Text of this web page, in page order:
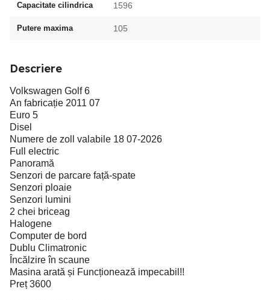
Capacitate cilindrica 1596
Putere maxima 105
Descriere
Volkswagen Golf 6
An fabricație 2011 07
Euro 5
Disel
Numere de zoll valabile 18 07-2026
Full electric
Panoramă
Senzori de parcare față-spate
Senzori ploaie
Senzori lumini
2 chei briceag
Halogene
Computer de bord
Dublu Climatronic
Încălzire în scaune
Masina arată și Funcționează impecabil!!
Preț 3600